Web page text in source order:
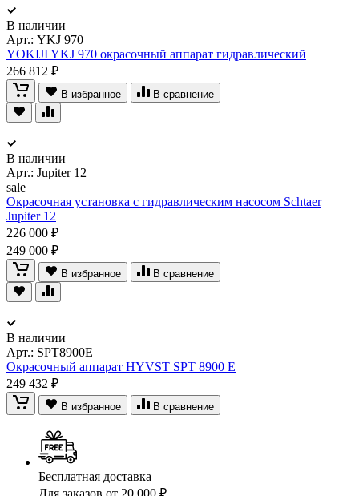
В наличии
Арт.: YKJ 970
YOKIJI YKJ 970 окрасочный аппарат гидравлический
266 812 ₽
В избранное В сравнение
В наличии
Арт.: Jupiter 12
sale
Окрасочная установка с гидравлическим насосом Schtaer
Jupiter 12
226 000 ₽
249 000 ₽
В избранное В сравнение
В наличии
Арт.: SPT8900E
Окрасочный аппарат HYVST SPT 8900 E
249 432 ₽
В избранное В сравнение
Бесплатная доставка
Для заказов от 20 000 ₽